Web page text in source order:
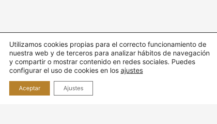
Todos los derechos © 2026 Cuidando | Funciona gracias aTema
Astra para WordPress
Utilizamos cookies propias para el correcto funcionamiento de
nuestra web y de terceros para analizar hábitos de navegación
y compartir o mostrar contenido en redes sociales. Puedes
configurar el uso de cookies en los ajustes
Aceptar Ajustes